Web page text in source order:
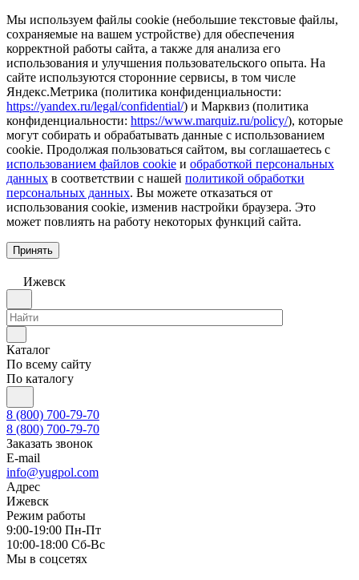
Мы используем файлы cookie (небольшие текстовые файлы,
сохраняемые на вашем устройстве) для обеспечения
корректной работы сайта, а также для анализа его
использования и улучшения пользовательского опыта. На
сайте используются сторонние сервисы, в том числе
Яндекс.Метрика (политика конфиденциальности:
https://yandex.ru/legal/confidential/) и Марквиз (политика
конфиденциальности: https://www.marquiz.ru/policy/), которые
могут собирать и обрабатывать данные с использованием
cookie. Продолжая пользоваться сайтом, вы соглашаетесь с
использованием файлов cookie и обработкой персональных
данных в соответствии с нашей политикой обработки
персональных данных. Вы можете отказаться от
использования cookie, изменив настройки браузера. Это
может повлиять на работу некоторых функций сайта.
Принять
Ижевск
Каталог
По всему сайту
По каталогу
8 (800) 700-79-70
8 (800) 700-79-70
Заказать звонок
E-mail
info@yugpol.com
Адрес
Ижевск
Режим работы
9:00-19:00 Пн-Пт
10:00-18:00 Cб-Вс
Мы в соцсетях